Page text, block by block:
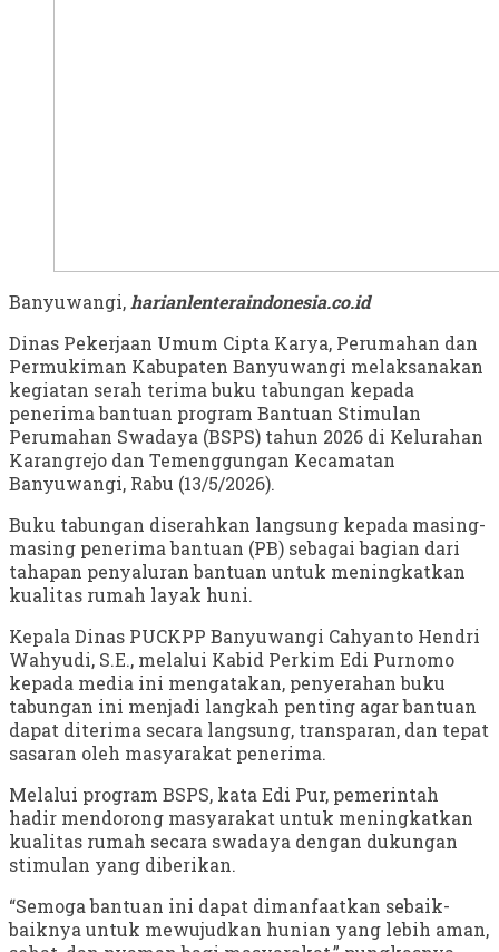
Banyuwangi,harianlenteraindonesia.co.id
Dinas Pekerjaan Umum Cipta Karya, Perumahan dan
Permukiman Kabupaten Banyuwangi melaksanakan
kegiatan serah terima buku tabungan kepada
penerima bantuan program Bantuan Stimulan
Perumahan Swadaya (BSPS) tahun 2026 di Kelurahan
Karangrejo dan Temenggungan Kecamatan
Banyuwangi, Rabu (13/5/2026).
Buku tabungan diserahkan langsung kepada masing-
masing penerima bantuan (PB) sebagai bagian dari
tahapan penyaluran bantuan untuk meningkatkan
kualitas rumah layak huni.
Kepala Dinas PUCKPP Banyuwangi Cahyanto Hendri
Wahyudi, S.E., melalui Kabid Perkim Edi Purnomo
kepada media ini mengatakan, penyerahan buku
tabungan ini menjadi langkah penting agar bantuan
dapat diterima secara langsung, transparan, dan tepat
sasaran oleh masyarakat penerima.
Melalui program BSPS, kata Edi Pur, pemerintah
hadir mendorong masyarakat untuk meningkatkan
kualitas rumah secara swadaya dengan dukungan
stimulan yang diberikan.
“Semoga bantuan ini dapat dimanfaatkan sebaik-
baiknya untuk mewujudkan hunian yang lebih aman,